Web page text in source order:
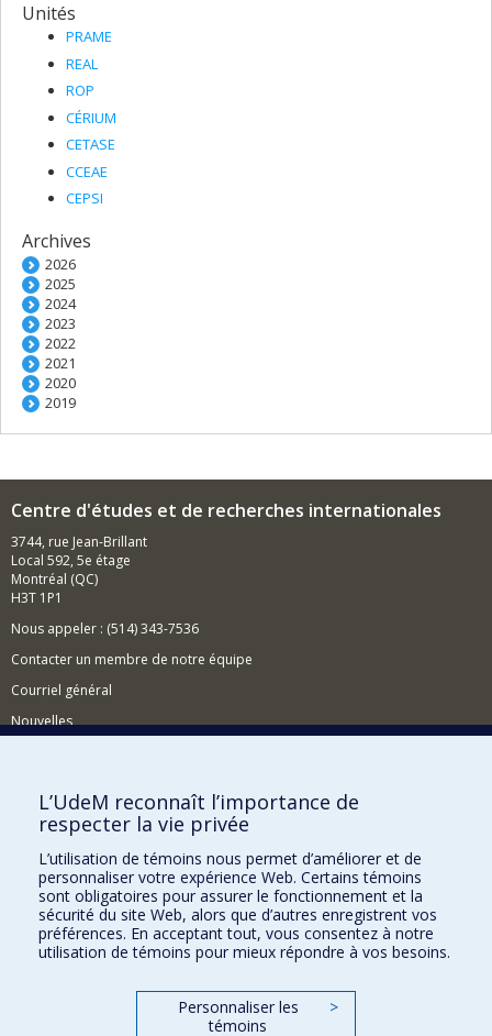
Unités
PRAME
REAL
ROP
CÉRIUM
CETASE
CCEAE
CEPSI
Archives
2026
2025
2024
2023
2022
2021
2020
2019
Centre d'études et de recherches internationales
3744, rue Jean-Brillant
Local 592, 5e étage
Montréal (QC)
H3T 1P1
Nous appeler : (514) 343-7536
Contacter un membre de notre équipe
Courriel général
Nouvelles
Comment soutenir le CÉRIUM?
BESOIN D'AIDE?
Plan du site
Signaler une erreur
Accessibilité
FACULTÉ DES ARTS ET DES SCIENCES
Nos départements et écoles
L’UdeM reconnaît l’importance de
respecter la vie privée
L’utilisation de témoins nous permet d’améliorer et de
personnaliser votre expérience Web. Certains témoins
sont obligatoires pour assurer le fonctionnement et la
sécurité du site Web, alors que d’autres enregistrent vos
préférences. En acceptant tout, vous consentez à notre
utilisation de témoins pour mieux répondre à vos besoins.
Personnaliser les
témoins
>